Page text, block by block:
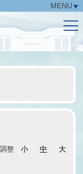
MENU
整 小 中
大